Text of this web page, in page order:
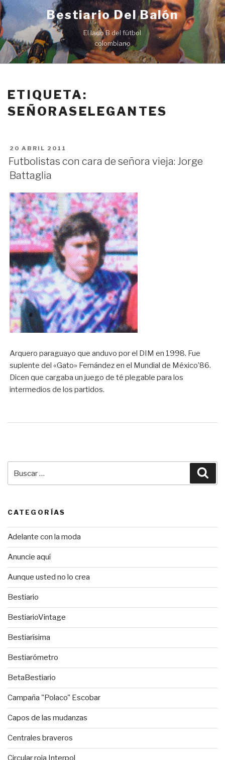
Ir
al
contenido
Bestiario Del Balón
El lado B del fútbol
colombiano
ETIQUETA:
SEÑORASELEGANTES
PUBLICADO
EN
20 ABRIL 2011
Futbolistas con cara de señora vieja: Jorge
Battaglia
Arquero paraguayo que anduvo por el DIM en 1998. Fue
suplente del «Gato» Fernández en el Mundial de México’86.
Dicen que cargaba un juego de té plegable para los
intermedios de los partidos.
CATEGORÍAS
Adelante con la moda
Anuncie aquí
Aunque usted no lo crea
Bestiario
BestiarioVintage
Bestiarísima
Bestiarómetro
BetaBestiario
Campaña "Polaco" Escobar
Capos de las mudanzas
Centrales braveros